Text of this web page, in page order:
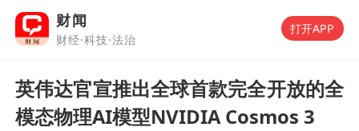
财闻
财经·科技·法治
打开APP
英伟达官宣推出全球首款完全开放的全
模态物理AI模型NVIDIA Cosmos 3